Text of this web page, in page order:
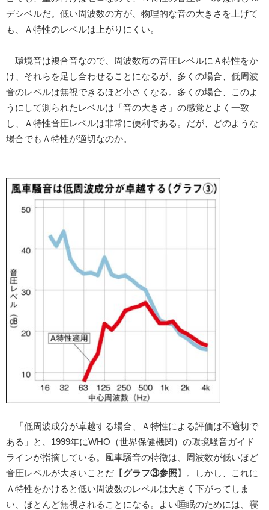
デシベルだ。低い周波数の方が、物理的な音の大きさを上げて
も、Ａ特性のレベルは上がりにくい。
環境音は複合音なので、周波数毎の音圧レベルにＡ特性をか
け、それらを足し合わせることになるが、多くの場合、低周波
音のレベルは無視できるほど小さくなる。多くの場合、このよ
うにして測られたレベルは「音の大きさ」の感覚とよく一致
し、Ａ特性音圧レベルは非常に便利である。だが、どのような
場合でもＡ特性が適切なのか。
「低周波成分が卓越する場合、Ａ特性による評価は不適切で
ある」と、1999年にWHO（世界保健機関）の環境騒音ガイド
ラインが指摘している。風車騒音の特徴は、周波数が低いほど
音圧レベルが大きいことだ【グラフ③参照】。しかし、これに
Ａ特性をかけると低い周波数のレベルは大きく下がってしま
い、ほとんど無視されることになる。よい睡眠のためには、寝